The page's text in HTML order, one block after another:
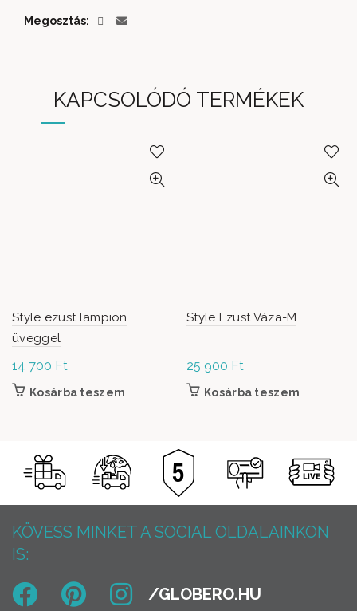
Megosztás
KAPCSOLÓDÓ TERMÉKEK
Style ezüst lampion
üveggel
14 700 Ft
Kosárba teszem
Style Ezüst Váza-M
25 900 Ft
Kosárba teszem
KÖVESS MINKET A SOCIAL OLDALAINKON
IS: